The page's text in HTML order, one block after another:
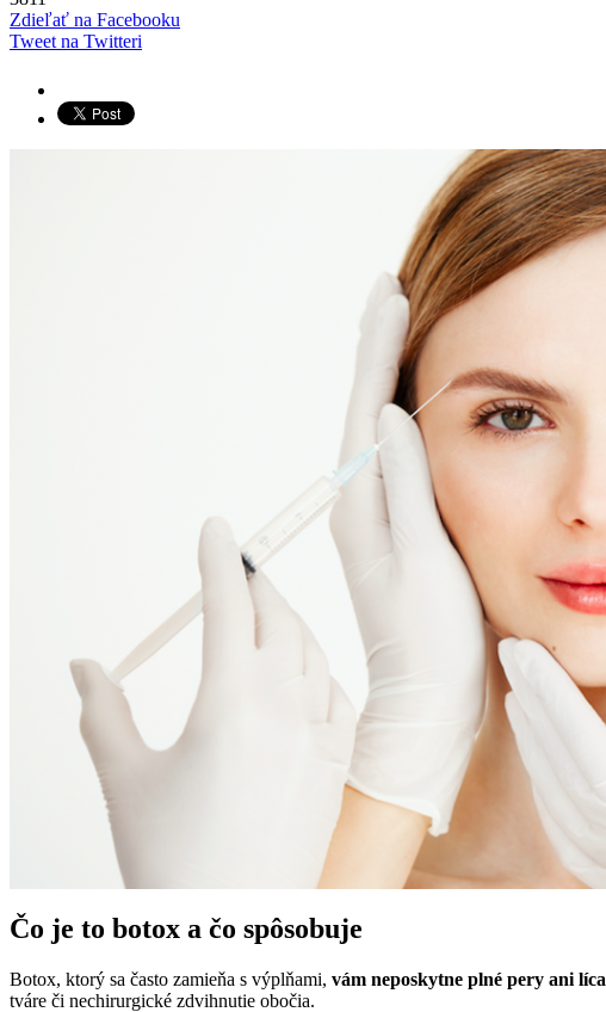
Zdieľať na Facebooku
Tweet na Twitteri
Čo je to botox a čo spôsobuje
Botox, ktorý sa často zamieňa s výplňami, vám neposkytne plné pery ani líca
tváre či nechirurgické zdvihnutie obočia.